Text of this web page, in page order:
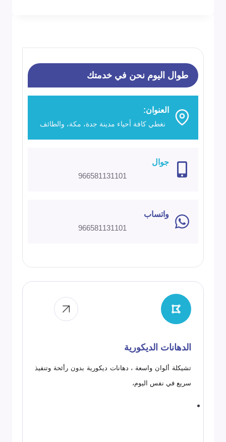
باب
في
مقاومة
للماء
طوال اليوم نحن في خدمتك
العنوان:
نغطي كافة أحياء مدينة جدة، مكة، والطائف
جوال
966581131101
واتساب
966581131101
الدهانات الديكورية
تشيكلة ألوان واسعة ، دهانات ديكورية بدون رأئحة وتنفيذ
سريع في نفس اليوم،